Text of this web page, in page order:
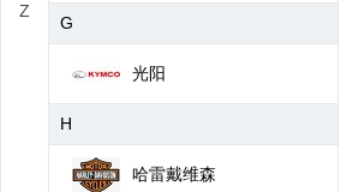
Z
G
光阳
H
哈雷戴维森